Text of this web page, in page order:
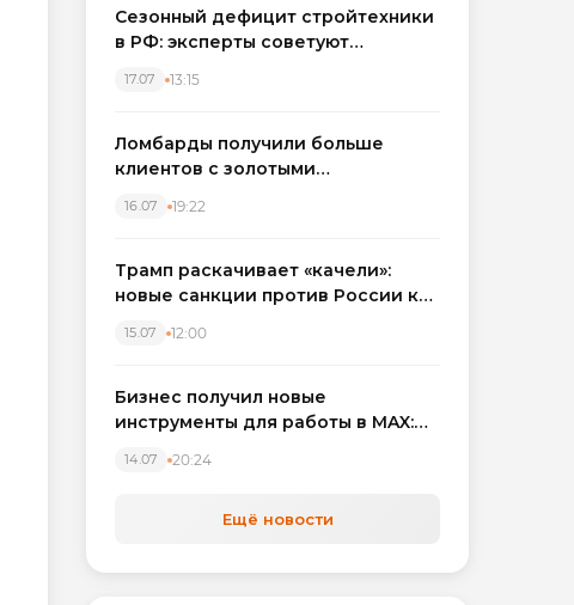
Сезонный дефицит стройтехники
в РФ: эксперты советуют
17.07 13:15
Ломбарды получили больше
клиентов с золотыми
вырос на фоне подорожания
16.07 19:22
Трамп раскачивает «качели»:
новые санкции против России как
15.07 12:00
Бизнес получил новые
инструменты для работы в MAX:
автоматизируют обработку
14.07 20:24
Ещё новости